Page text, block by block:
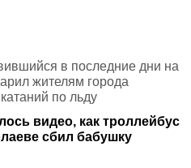
в последние дни на
жителям города
по льду
видео, как троллейбус
сбил бабушку